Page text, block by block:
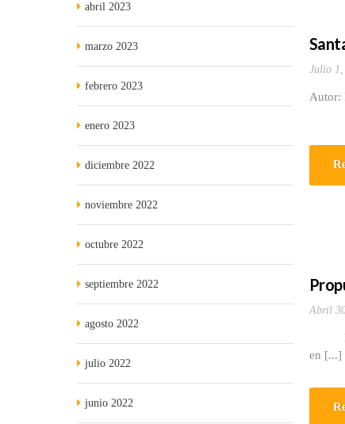
Julio 1,
Autor:
Abril
En la
en [...]
abril 2023
marzo 2023
febrero 2023
enero 2023
diciembre 2022
noviembre 2022
octubre 2022
septiembre 2022
agosto 2022
julio 2022
junio 2022